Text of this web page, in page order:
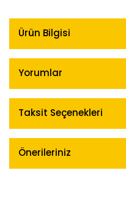
Ürün Bilgisi
Yorumlar
Taksit Seçenekleri
Önerileriniz